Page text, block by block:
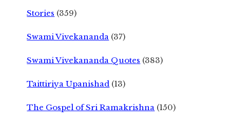
Stories (359)
Swami Vivekananda (37)
Swami Vivekananda Quotes (383)
Taittiriya Upanishad (13)
The Gospel of Sri Ramakrishna (150)